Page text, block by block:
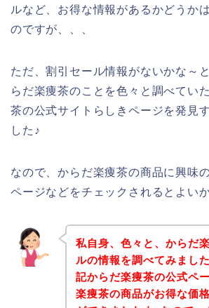
ルなど、お得な情報があるかどうか
のですが、、、
ただ、割引セール情報がないかな～
らだ楽痩茶のことを色々と調べてい
茶の公式サイトらしきページを発見
した♪
なので、からだ楽痩茶の商品に興味
ページなどをチェックされるとよい
私自身、色々と、からだ
ルの情報を調べてみまし
記からだ楽痩茶の公式ペ
楽痩茶の商品がお得な価